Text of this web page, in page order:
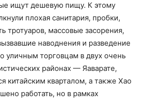
ищут дешевую пищу. К этому
плохая санитария, пробки,
тротуаров, массовые засорения,
наводнения и разведение
уличным торговцам в двух очень
районах — Яаварате,
китайским кварталом, а также Хао
работать, но в рамках